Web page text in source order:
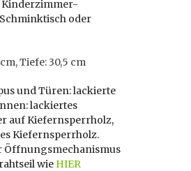
Kinderzimmer-
oder
Tiefe: 30,5 cm
und Türen: lackierte
lackiertes
auf Kiefernsperrholz,
Kiefernsperrholz.
Öffnungsmechanismus
wie HIER